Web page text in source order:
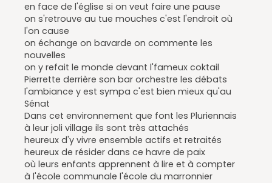
en face de l'église si on veut faire une pause
on s'retrouve au tue mouches c'est l'endroit où
l'on cause
on échange on bavarde on commente les
nouvelles
on y refait le monde devant l'fameux coktail
Pierrette derrière son bar orchestre les débats
l'ambiance y est sympa c'est bien mieux qu'au
Sénat
Dans cet environnement que font les Pluriennais
à leur joli village ils sont très attachés
heureux d'y vivre ensemble actifs et retraités
heureux de résider dans ce havre de paix
où leurs enfants apprennent à lire et à compter
à l'école communale l'école du marronnier